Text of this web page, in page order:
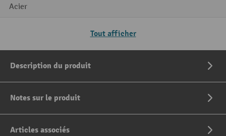
Acier
Tout afficher
Description du produit
Notes sur le produit
Articles associés